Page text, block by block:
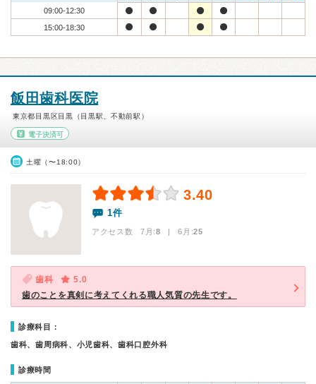
09:00-12:30
15:00-18:30
飯田歯科医院
東京都目黒区目黒（目黒駅、不動前駅）
電子決済可
土曜（〜18:00）
3.40
1件
アクセス数 7月:8 | 6月:25
歯科
5.0
歯のことを真剣に考えてくれる職人気質の先生です。
診療科目：
歯科、歯周病科、小児歯科、歯科口腔外科
診療時間